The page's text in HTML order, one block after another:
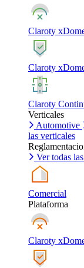
Claroty
Claroty
Claroty
Verticales
Automotive
las verticales
Ver todas
Comercial
Plataforma
Claroty